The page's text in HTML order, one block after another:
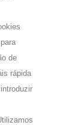
de
rápida